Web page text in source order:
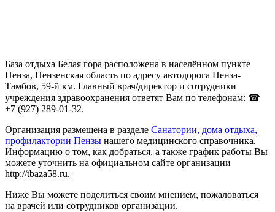
База отдыха Белая гора расположена в населённом пункте
Пенза, Пензенская область по адресу автодорога Пенза-
Тамбов, 59-й км. Главный врач/директор и сотрудники
учреждения здравоохранения ответят Вам по телефонам: ☎
+7 (927) 289-01-32.
Организация размещена в разделе Санатории, дома отдыха,
профилактории Пензы нашего медицинского справочника.
Информацию о том, как добраться, а также график работы Вы
можете уточнить на официальном сайте организации
http://tbaza58.ru.
Ниже Вы можете поделиться своим мнением, пожаловаться
на врачей или сотрудников организации.